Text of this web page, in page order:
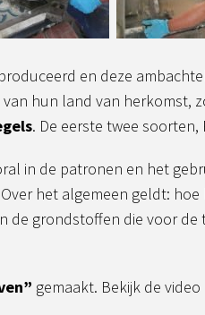
en deze
hun land van herkomst,
. De eerste twee
in de patronen en het
het algemeen geldt:
grondstoffen die voor
gemaakt. Bekijk de